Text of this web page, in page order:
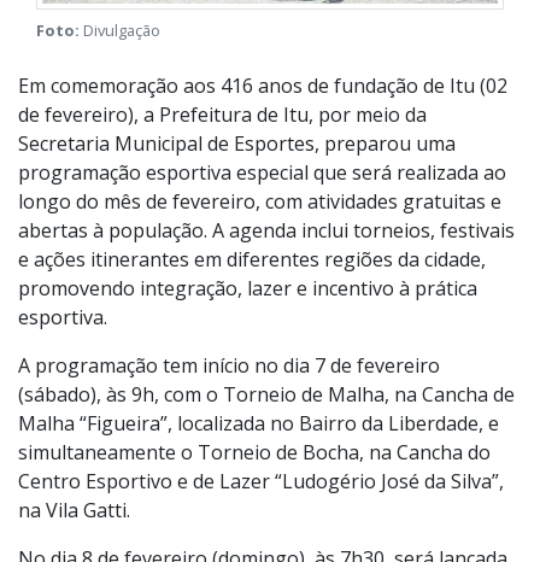
Em comemoração aos 416 anos de fundação de Itu (02
de fevereiro), a Prefeitura de Itu, por meio da
Secretaria Municipal de Esportes, preparou uma
programação esportiva especial que será realizada ao
longo do mês de fevereiro, com atividades gratuitas e
abertas à população. A agenda inclui torneios, festivais
e ações itinerantes em diferentes regiões da cidade,
promovendo integração, lazer e incentivo à prática
esportiva.
A programação tem início no dia 7 de fevereiro
(sábado), às 9h, com o Torneio de Malha, na Cancha de
Malha “Figueira”, localizada no Bairro da Liberdade, e
simultaneamente o Torneio de Bocha, na Cancha do
Centro Esportivo e de Lazer “Ludogério José da Silva”,